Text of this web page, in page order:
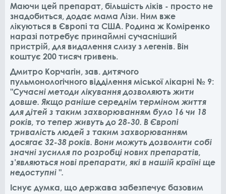
Маючи цей препарат, більшість ліків - просто не
знадобиться, додає мама Лізи. Ним вже
лікуються в Європі та США. Родина ж Коміренко
наразі потребує принаймні сучасніший
пристрій, для видалення слизу з легенів. Він
коштує 200 тисяч гривень.
Дмитро Корчагін, зав. дитячого
пульмонологічного відділення міської лікарні № 9:
"Сучасні методи лікування дозволяють жити
довше. Якщо раніше середнім терміном життя
для дітей з таким захворюванням було 16 чи 18
років, то тепер живуть до 28-30. В Європі
тривалість людей з таким захворюванням
досягає 32-38 років. Вони можуть дозволити собі
значні зусилля по розробці нових препаратів,
з'являються нові препарати, які в нашій країні ще
недоступні ".
Існує думка, що держава забезпечує базовим